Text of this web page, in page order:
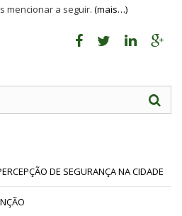
mencionar a seguir. (mais…)
DE SEGURANÇA NA CIDADE